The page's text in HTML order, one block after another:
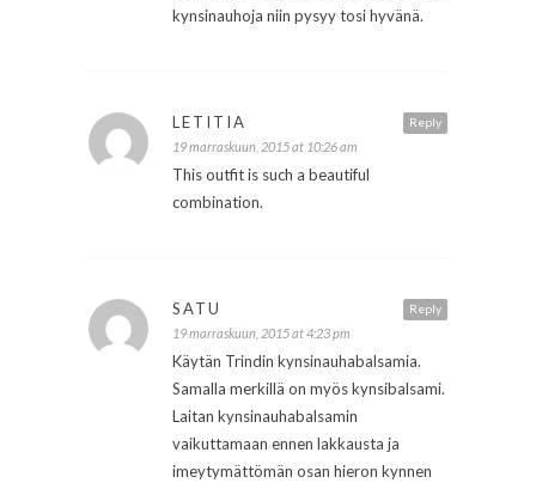
kynsinauhoja niin pysyy tosi hyvänä.
Reply
LETITIA
19 marraskuun, 2015 at 10:26 am
This outfit is such a beautiful
combination.
Reply
SATU
19 marraskuun, 2015 at 4:23 pm
Käytän Trindin kynsinauhabalsamia.
Samalla merkillä on myös kynsibalsami.
Laitan kynsinauhabalsamin
vaikuttamaan ennen lakkausta ja
imeytymättömän osan hieron kynnen